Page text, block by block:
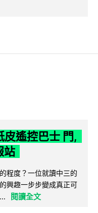
皮遙控巴士 門,
站
程度？一位就讀中三的
興趣一步步變成真正可
閱讀全文